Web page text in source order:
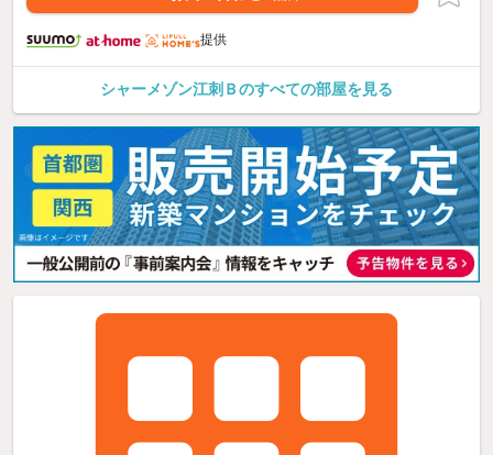
提供
シャーメゾン江刺Ｂのすべての部屋を見る